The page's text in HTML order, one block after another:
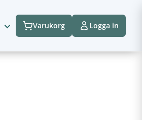
Varukorg Logga in